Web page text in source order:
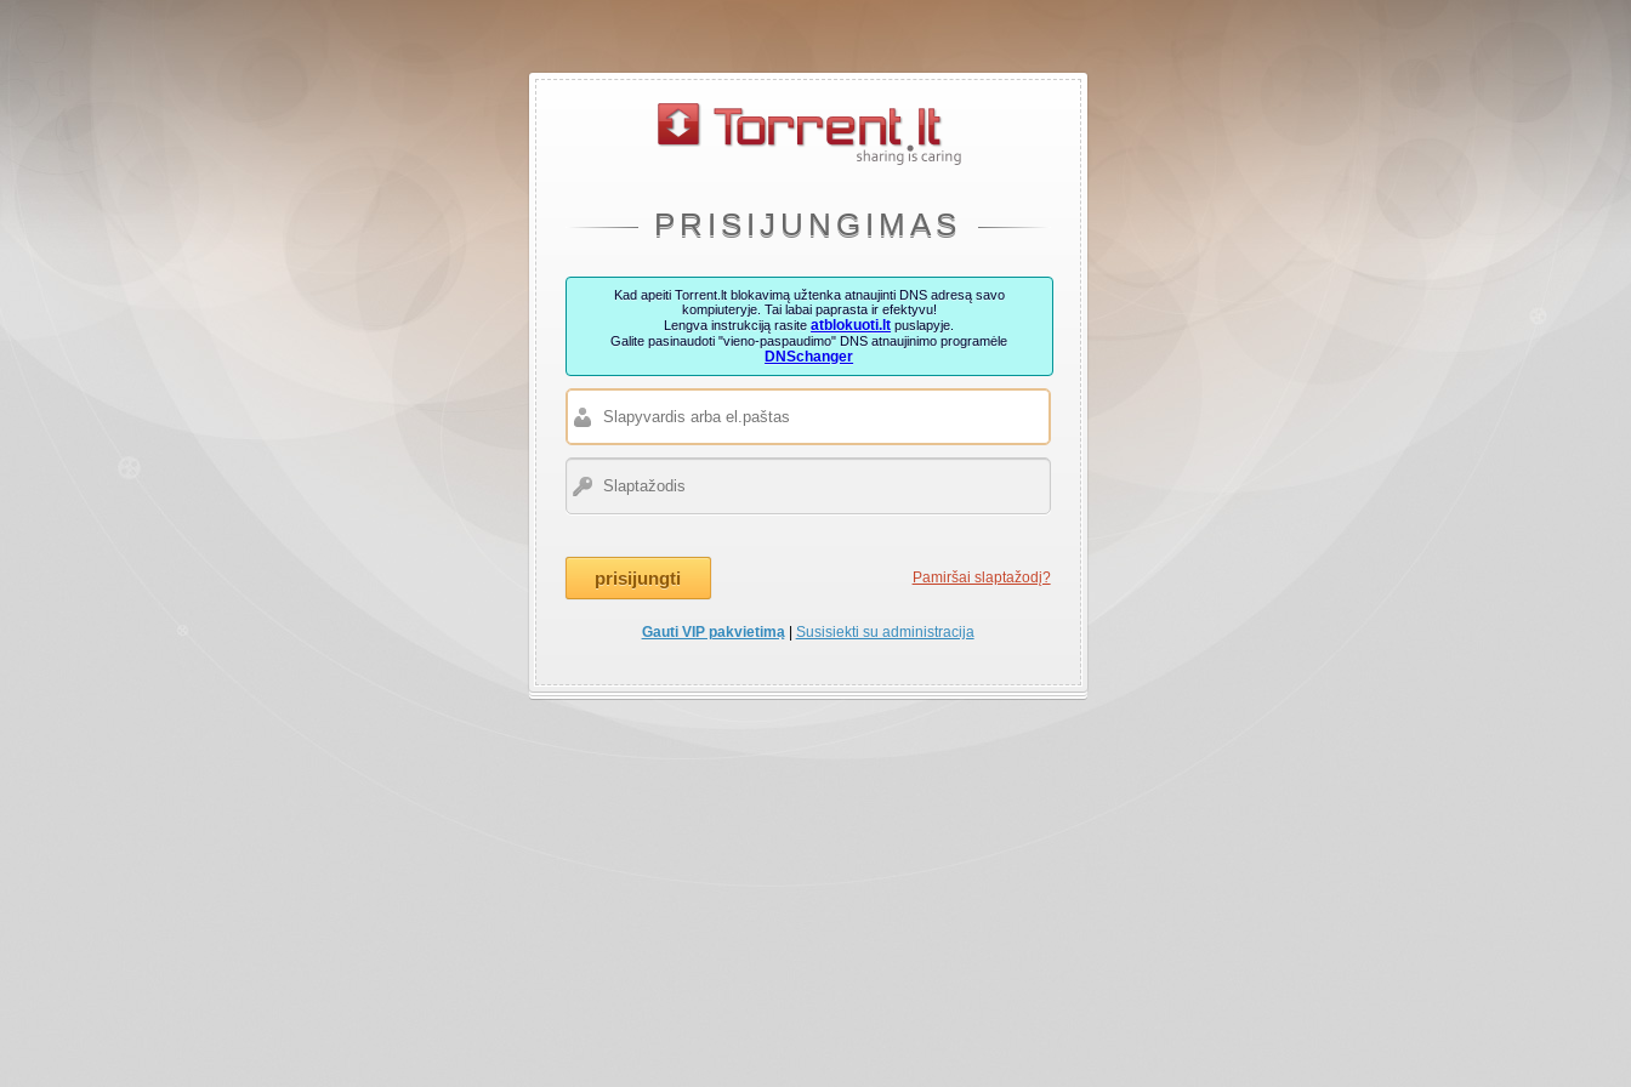
PRISIJUNGIMAS
Kad apeiti Torrent.lt blokavimą užtenka atnaujinti DNS adresą savo
kompiuteryje. Tai labai paprasta ir efektyvu!
Lengva instrukciją rasiteatblokuoti.lt puslapyje.
Galite pasinaudoti "vieno-paspaudimo" DNS atnaujinimo programėle
DNSchanger
Pamiršai slaptažodį?
Gauti VIP pakvietimą| Susisiekti su administracija